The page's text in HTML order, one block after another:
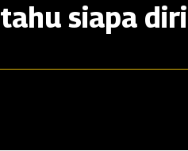
tahu siapa